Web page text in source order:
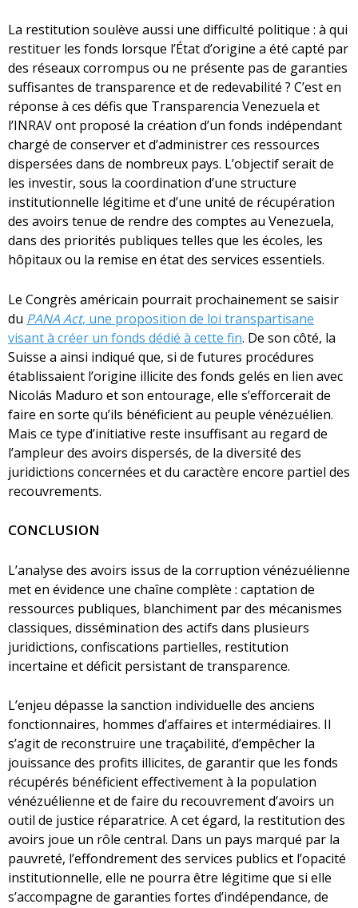
La restitution soulève aussi une difficulté politique : à qui
restituer les fonds lorsque l’État d’origine a été capté par
des réseaux corrompus ou ne présente pas de garanties
suffisantes de transparence et de redevabilité ? C’est en
réponse à ces défis que Transparencia Venezuela et
l’INRAV ont proposé la création d’un fonds indépendant
chargé de conserver et d’administrer ces ressources
dispersées dans de nombreux pays. L’objectif serait de
les investir, sous la coordination d’une structure
institutionnelle légitime et d’une unité de récupération
des avoirs tenue de rendre des comptes au Venezuela,
dans des priorités publiques telles que les écoles, les
hôpitaux ou la remise en état des services essentiels.
Le Congrès américain pourrait prochainement se saisir
du PANA Act, une proposition de loi transpartisane
visant à créer un fonds dédié à cette fin. De son côté, la
Suisse a ainsi indiqué que, si de futures procédures
établissaient l’origine illicite des fonds gelés en lien avec
Nicolás Maduro et son entourage, elle s’efforcerait de
faire en sorte qu’ils bénéficient au peuple vénézuélien.
Mais ce type d’initiative reste insuffisant au regard de
l’ampleur des avoirs dispersés, de la diversité des
juridictions concernées et du caractère encore partiel des
recouvrements.
CONCLUSION
L’analyse des avoirs issus de la corruption vénézuélienne
met en évidence une chaîne complète : captation de
ressources publiques, blanchiment par des mécanismes
classiques, dissémination des actifs dans plusieurs
juridictions, confiscations partielles, restitution
incertaine et déficit persistant de transparence.
L’enjeu dépasse la sanction individuelle des anciens
fonctionnaires, hommes d’affaires et intermédiaires. Il
s’agit de reconstruire une traçabilité, d’empêcher la
jouissance des profits illicites, de garantir que les fonds
récupérés bénéficient effectivement à la population
vénézuélienne et de faire du recouvrement d’avoirs un
outil de justice réparatrice. A cet égard, la restitution des
avoirs joue un rôle central. Dans un pays marqué par la
pauvreté, l’effondrement des services publics et l’opacité
institutionnelle, elle ne pourra être légitime que si elle
s’accompagne de garanties fortes d’indépendance, de